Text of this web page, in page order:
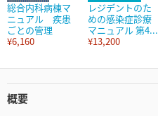
総合内科病棟マ
ニュアル 疾患
ごとの管理
¥6,160
レジデントのた
めの感染症診療
マニュアル 第4...
¥13,200
概要